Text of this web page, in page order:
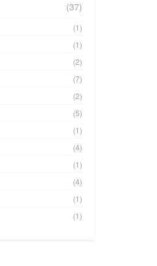
(37)
(1)
(1)
(2)
(7)
(2)
(5)
(1)
(4)
(1)
(4)
(1)
(1)